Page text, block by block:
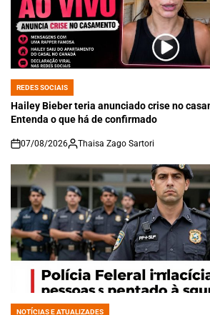
POSTED
IN
REDES SOCIAIS
Hailey Bieber teria anunciado crise no
Entenda o que há de confirmado
on
07/08/2026 Thaisa Zago Sartori
NOTÍCIAS E ATUALIZADES